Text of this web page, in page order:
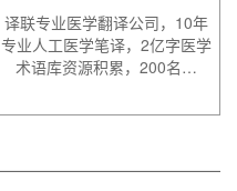
译联专业医学翻译公司，10年
专业人工医学笔译，2亿字医学
术语库资源积累，200名…